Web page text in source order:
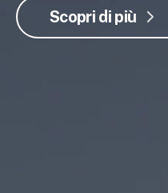
Scopri di più